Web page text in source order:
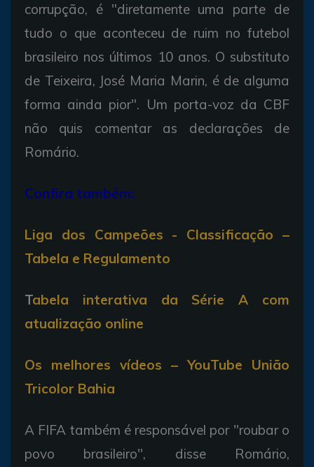
corrupção, é "diretamente uma parte de
tudo o que aconteceu de ruim no futebol
brasileiro nos últimos 10 anos. O substituto
de Teixeira, José Maria Marin, é de alguma
forma ainda pior". Um porta-voz da CBF
não quis comentar as declarações de
Romário.
Confira também:
Liga dos Campeões - Classificação –
Tabela e Regulamento
Tabela interativa da Série A com
atualização online
Os melhores vídeos – YouTube União
Tricolor Bahia
A FIFA também é responsável por "roubar o
povo brasileiro", disse Romário,